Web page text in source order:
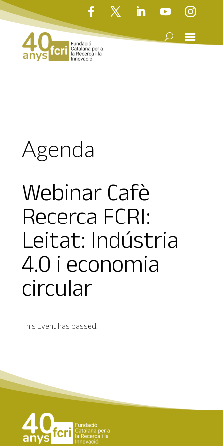
Agenda
Webinar Cafè
Recerca FCRI:
Leitat: Indústria
4.0 i economia
circular
This Event has passed.